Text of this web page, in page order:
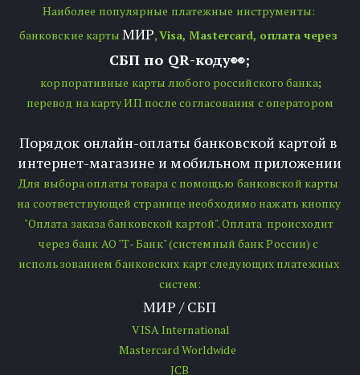
Наиболее популярные платежные инструменты:
банковские карты МИР,
СБП по QR-коду👀;
корпоративные карты любого российского банка;
перевод на карту ИП после согласования с оператором
Порядок онлайн-оплаты банковской картой в
интернет-магазине и мобильном приложении
Для выбора оплаты товара с помощью банковской карты
на соответствующей странице необходимо нажать кнопку
"Оплата заказа банковской картой". Оплата  происходит
через банк АО "Т- Банк" (системный банк России) с
использованием банковских карт следующих платежных
систем:
МИР / СБП
VISA International
Mastercard Worldwide
JCB